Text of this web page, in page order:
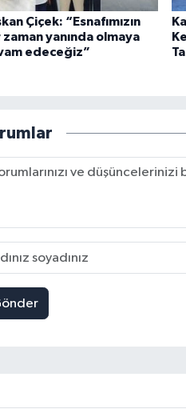
Çiçek: “Esnafımızın
zaman yanında olmaya
edeceğiz”